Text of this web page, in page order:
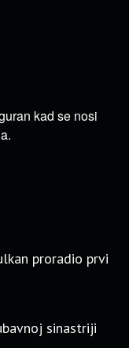
kad se nosi
proradio prvi
sinastriji